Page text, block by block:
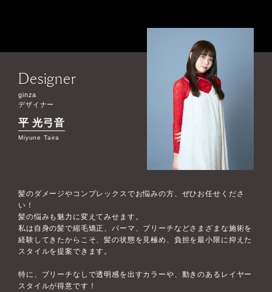
Designer
ginza
デザイナー
平 光弓音
Miyune Taira
髪のダメージやコンプレックスでお悩みの方、ぜひお任せくださ
い！
髪の悩みも魅力に変えてみせます。
私は自身の髪で縮毛矯正、パーマ、ブリーチなどさまざまな施術を
経験してきたからこそ、髪の状態を見極め、負担を最小限に抑えた
スタイルを提案できます。
特に、ブリーチなしで透明感を出すカラーや、動きのあるレイヤー
スタイルが得意です！